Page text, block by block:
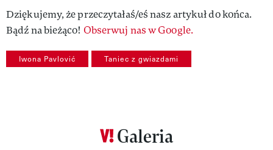
Dziękujemy, że przeczytałaś/eś nasz artykuł do końca.
Bądź na bieżąco! Obserwuj nas w Google.
Iwona Pavlović Taniec z gwiazdami
Galeria